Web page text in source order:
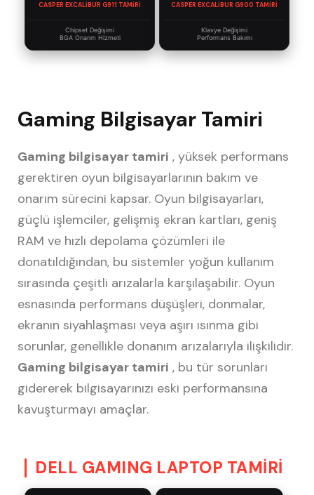
CASPER EXCALIBUR G911 TAMIRI
Chipset Değişimi
BGA Onarım Hizmeti
CASPER EXCALIBUR G900 TAMIRI
Klavye Değişimi
Performans Bakımı
Gaming Bilgisayar Tamiri
Gaming bilgisayar tamiri , yüksek performans
gerektiren oyun bilgisayarlarının bakım ve
onarım sürecini kapsar. Oyun bilgisayarları,
güçlü işlemciler, gelişmiş ekran kartları, geniş
RAM ve hızlı depolama çözümleri ile
donatıldığından, bu sistemler yoğun kullanım
sırasında çeşitli arızalarla karşılaşabilir. Oyun
esnasında performans düşüşleri, donmalar,
ekranın siyahlaşması veya aşırı ısınma gibi
sorunlar, genellikle donanım arızalarıyla ilişkilidir.
Gaming bilgisayar tamiri , bu tür sorunları
gidererek bilgisayarınızı eski performansına
kavuşturmayı amaçlar.
DELL GAMING LAPTOP TAMİRİ